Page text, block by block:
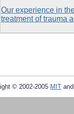
Our experience in
treatment of trauma
© 2002-2005 MIT